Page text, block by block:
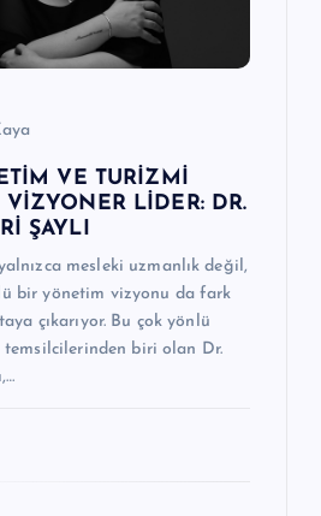
VE TURİZMİ
VİZYONER LİDER: DR.
ŞAYLI
mesleki uzmanlık değil,
bir yönetim vizyonu da fark
çıkarıyor. Bu çok yönlü
temsilcilerinden biri olan Dr.